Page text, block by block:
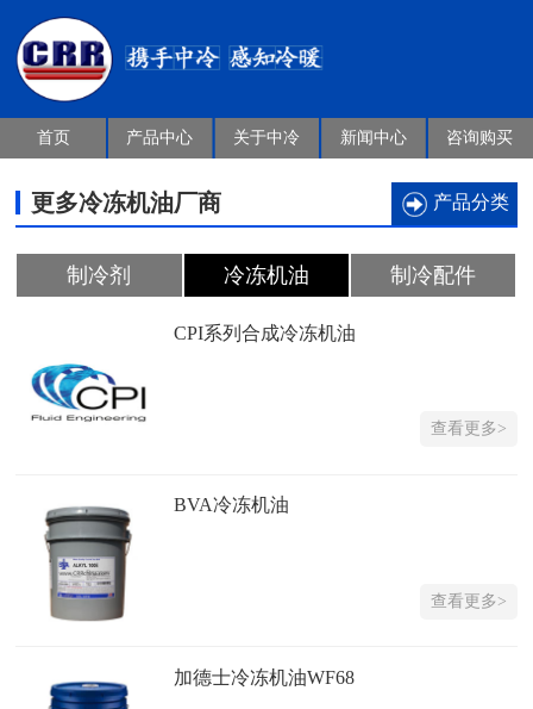
首页 产品中心 关于中冷 新闻中心 咨询购买
更多冷冻机油厂商 产品分类
制冷剂 冷冻机油 制冷配件
CPI系列合成冷冻机油
查看更多>
BVA冷冻机油
查看更多>
加德士冷冻机油WF68